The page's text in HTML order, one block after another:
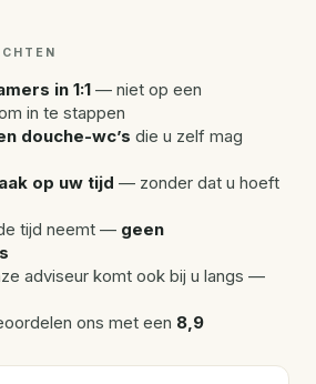
in 1:1 — niet op een
in te stappen
douche-wc’s die u zelf mag
op uw tijd — zonder dat u hoeft
tijd neemt — geen
adviseur komt ook bij u langs —
ons met een 8,9